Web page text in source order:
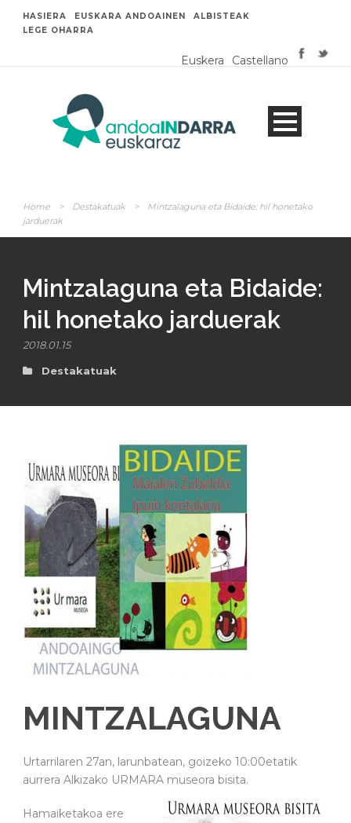
HASIERA EUSKARA ANDOAINEN
ALBISTEAK
LEGE OHARRA
Euskera Castellano
Home > Destakatuak >
Mintzalaguna eta Bidaide: hil honetako
jarduerak
Mintzalaguna eta Bidaide:
hil honetako jarduerak
2018.01.15
Destakatuak
MINTZALAGUNA
Urtarrilaren 27an, larunbatean, goizeko 10:00etatik
aurrera Alkizako URMARA museora bisita.
Hamaiketakoa ere